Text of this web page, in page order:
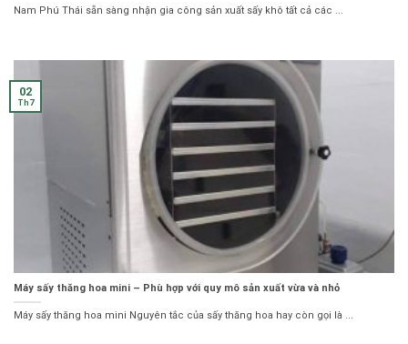
Nam Phú Thái sẵn sàng nhận gia công sản xuất sấy khô tất cả các ...
Máy sấy thăng hoa mini – Phù hợp với quy mô sản xuất vừa và nhỏ
Máy sấy thăng hoa mini Nguyên tắc của sấy thăng hoa hay còn gọi là ...
02
Th7